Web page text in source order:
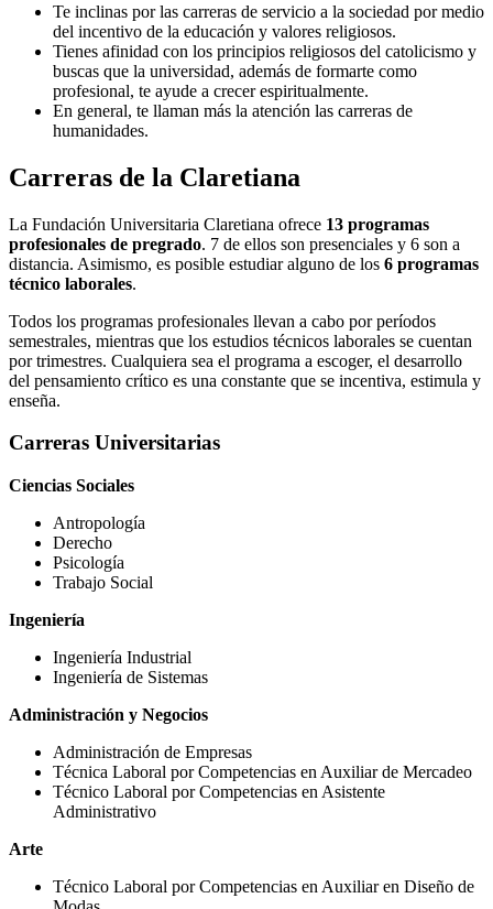
Te inclinas por las carreras de servicio a la sociedad por medio
del incentivo de la educación y valores religiosos.
Tienes afinidad con los principios religiosos del catolicismo y
buscas que la universidad, además de formarte como
profesional, te ayude a crecer espiritualmente.
En general, te llaman más la atención las carreras de
humanidades.
Carreras de la Claretiana
La Fundación Universitaria Claretiana ofrece 13 programas
profesionales de pregrado. 7 de ellos son presenciales y 6 son a
distancia. Asimismo, es posible estudiar alguno de los 6 programas
técnico laborales.
Todos los programas profesionales llevan a cabo por períodos
semestrales, mientras que los estudios técnicos laborales se cuentan
por trimestres. Cualquiera sea el programa a escoger, el desarrollo
del pensamiento crítico es una constante que se incentiva, estimula y
enseña.
Carreras Universitarias
Ciencias Sociales
Antropología
Derecho
Psicología
Trabajo Social
Ingeniería
Ingeniería Industrial
Ingeniería de Sistemas
Administración y Negocios
Administración de Empresas
Técnica Laboral por Competencias en Auxiliar de Mercadeo
Técnico Laboral por Competencias en Asistente
Administrativo
Arte
Técnico Laboral por Competencias en Auxiliar en Diseño de